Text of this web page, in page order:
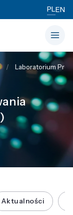
PLEN
Laboratorium
Aktualności